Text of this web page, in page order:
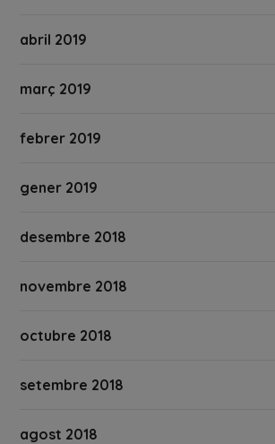
abril 2019
març 2019
febrer 2019
gener 2019
desembre 2018
novembre 2018
octubre 2018
setembre 2018
agost 2018